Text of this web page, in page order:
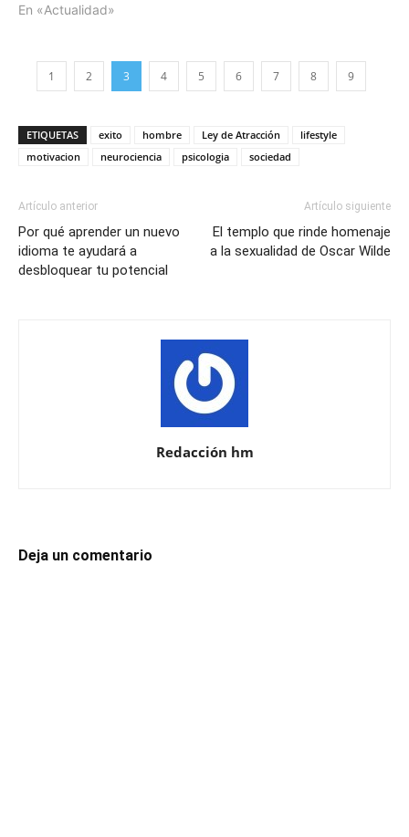
En «Actualidad»
1 2 3 4 5 6 7 8 9
ETIQUETAS exito hombre Ley de Atracción
lifestyle
motivacion
neurociencia psicologia sociedad
Artículo anterior
Por qué aprender un nuevo
idioma te ayudará a
desbloquear tu potencial
Artículo siguiente
El templo que rinde homenaje
a la sexualidad de Oscar Wilde
Redacción hm
Deja un comentario